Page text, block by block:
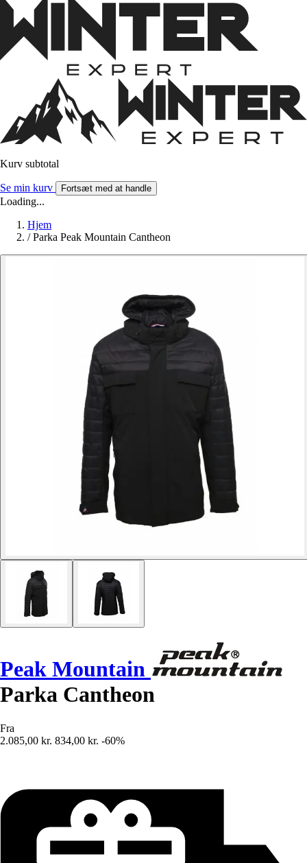
Kurv subtotal
Se min kurv Fortsæt med at handle
Loading...
Hjem
/ Parka Peak Mountain Cantheon
Peak Mountain
Parka Cantheon
Fra
2.085,00 kr. 834,00 kr. -60%